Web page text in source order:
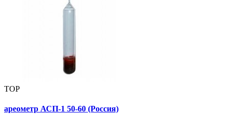
TOP
ареометр АСП-1 50-60 (Россия)